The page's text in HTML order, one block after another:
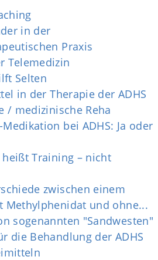
in der
Praxis
Telemedizin
Selten
in der Therapie der ADHS
/ medizinische Reha
bei ADHS: Ja oder
heißt Training – nicht
zwischen einem
Methylphenidat und ohne...
sogenannten "Sandwesten"
die Behandlung der ADHS